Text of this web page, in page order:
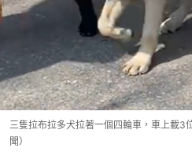
三隻拉布拉多犬拉著一個四輪車，車上載
聞）